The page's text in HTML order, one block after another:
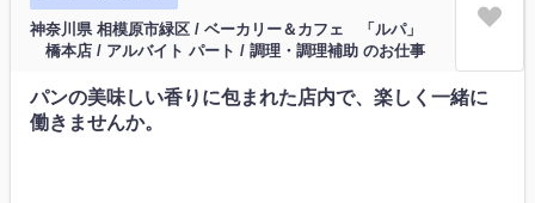
神奈川県 相模原市緑区 / ベーカリー＆カフェ 「ルパ」
橋本店 / アルバイト パート / 調理・調理補助 のお仕事
パンの美味しい香りに包まれた店内で、楽しく一緒に
働きませんか。